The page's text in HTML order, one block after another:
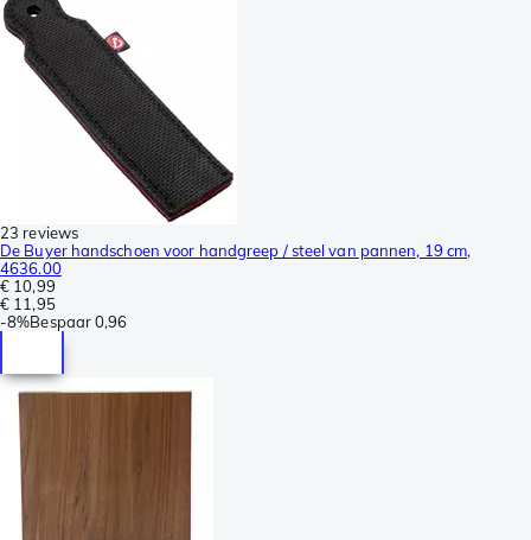
23 reviews
De Buyer handschoen voor handgreep / steel van pannen, 19 cm,
4636.00
€ 10,99
€ 11,95
-8%Bespaar0,96